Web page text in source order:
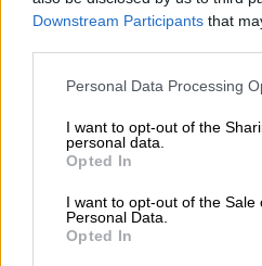
Downstream Participants that
Please note that this website/
not limited to your visit or usage
grant or deny consent to Google
use your data for below
consent section.
Personal Data Processing
I want to opt-out of the
personal data.
Opted In
I want to opt-out of the Sale
Personal Data.
Opted In